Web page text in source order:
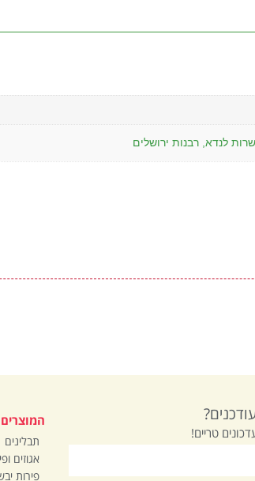
לנדא, רבנות ירושלים
טריים!
תבלינים
אגוזים
פירות